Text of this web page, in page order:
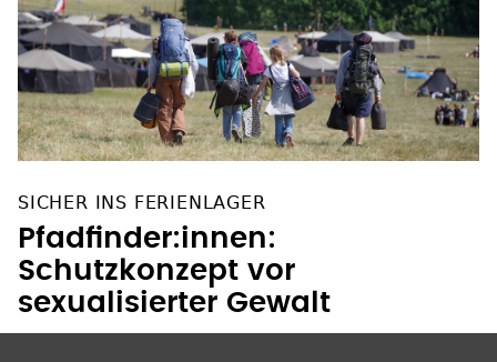
SICHER INS FERIENLAGER
Pfadfinder:innen:
Schutzkonzept vor
sexualisierter Gewalt